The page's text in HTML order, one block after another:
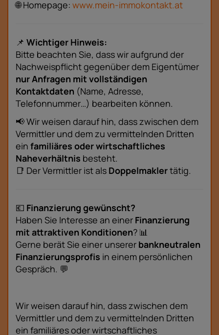
🌐 Homepage: www.mein-immokontakt.at
📌 Wichtiger Hinweis:
Bitte beachten Sie, dass wir aufgrund der
Nachweispflicht gegenüber dem Eigentümer
nur Anfragen mit vollständigen
Kontaktdaten (Name, Adresse,
Telefonnummer…) bearbeiten können.
📢 Wir weisen darauf hin, dass zwischen dem
Vermittler und dem zu vermittelnden Dritten
ein familiäres oder wirtschaftliches
Naheverhältnis besteht.
📑 Der Vermittler ist als Doppelmaklertätig.
💶 Finanzierung gewünscht?
Haben Sie Interesse an einer Finanzierung
mit attraktiven Konditionen? 📊
Gerne berät Sie einer unserer bankneutralen
Finanzierungsprofis in einem persönlichen
Gespräch. 💬
Wir weisen darauf hin, dass zwischen dem
Vermittler und dem zu vermittelnden Dritten
ein familiäres oder wirtschaftliches